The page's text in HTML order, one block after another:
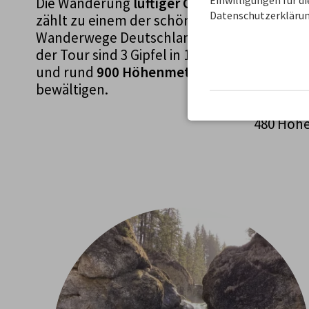
zählt zu einem der schönster
Wanderwege Deutschlands. Bei
der Tour sind 3 Gipfel in 10 km
und rund 900 Höhenmeter
bewältigen.
dem
Die
480